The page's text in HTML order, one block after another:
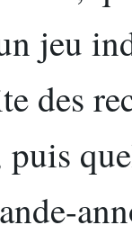
jeu
des
puis